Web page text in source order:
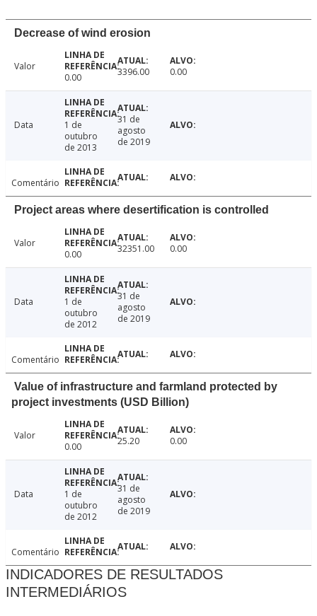
Decrease of wind erosion
Valor
0.00
3396.00 0.00
Data
1 de
outubro
de 2013
31 de
agosto
de 2019
Comentário
Project areas where desertification is controlled
Valor
0.00
32351.00 0.00
Data
1 de
outubro
de 2012
31 de
agosto
de 2019
Comentário
Value of infrastructure and farmland protected by
project investments (USD Billion)
Valor
0.00
25.20 0.00
Data
1 de
outubro
de 2012
31 de
agosto
de 2019
Comentário
INDICADORES DE RESULTADOS
INTERMEDIÁRIOS